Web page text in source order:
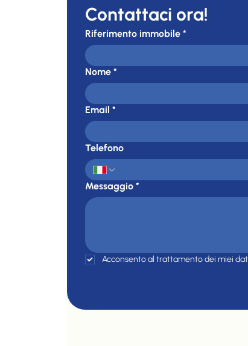
Contattaci ora!
Riferimento immobile *
Nome *
Email *
Telefono
Messaggio *
Acconsento al trattamento dei miei